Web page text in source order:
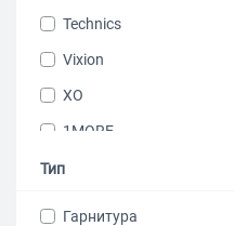
Technics
Vixion
XO
1MORE
A4TECH
Тип
Гарнитура